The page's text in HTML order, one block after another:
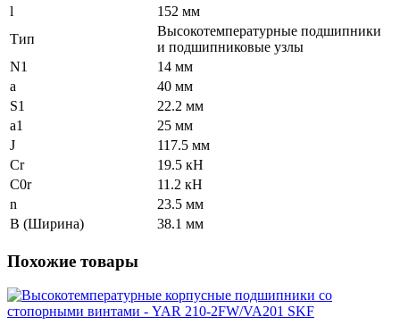
l
152 мм
Тип
Высокотемпературные подшипники
и подшипниковые узлы
N1
14 мм
a
40 мм
S1
22.2 мм
a1
25 мм
J
117.5 мм
Cr
19.5 кН
C0r
11.2 кН
n
23.5 мм
B (Ширина)
38.1 мм
Похожие товары